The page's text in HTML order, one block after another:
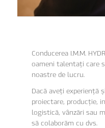
Conducerea I.M.M.
oameni talentați care
noastre de lucru.
Dacă aveți experiență
proiectare, producție,
logistică, vânzări sau
să colaborăm cu dvs.